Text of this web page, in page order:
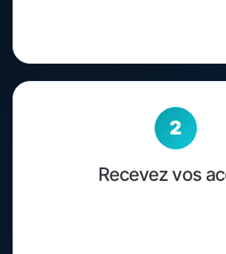
Recevez vos